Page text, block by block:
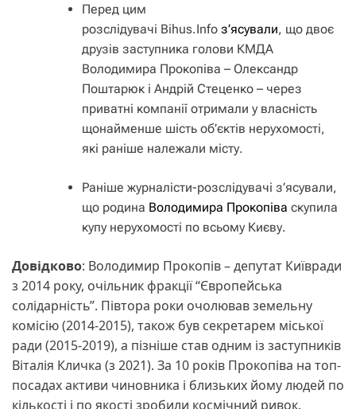
Перед цим
розслідувачі Bihus.Info з’ясували, що двоє
друзів заступника голови КМДА
Володимира Прокопіва – Олександр
Поштарюк і Андрій Стеценко – через
приватні компанії отримали у власність
щонайменше шість об’єктів нерухомості,
які раніше належали місту.
Раніше журналісти-розслідувачі з’ясували,
що родина Володимира Прокопіва скупила
купу нерухомості по всьому Києву.
Довідково: Володимир Прокопів – депутат Київради
з 2014 року, очільник фракції “Європейська
солідарність”. Півтора роки очолював земельну
комісію (2014-2015), також був секретарем міської
ради (2015-2019), а пізніше став одним із заступників
Віталія Кличка (з 2021). За 10 років Прокопіва на топ-
посадах активи чиновника і близьких йому людей по
кількості і по якості зробили космічний ривок.